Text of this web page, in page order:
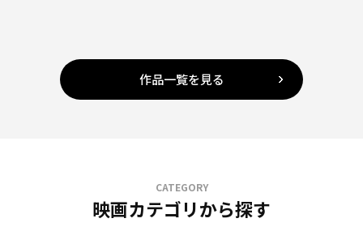
作品一覧を見る
CATEGORY
映画カテゴリから探す